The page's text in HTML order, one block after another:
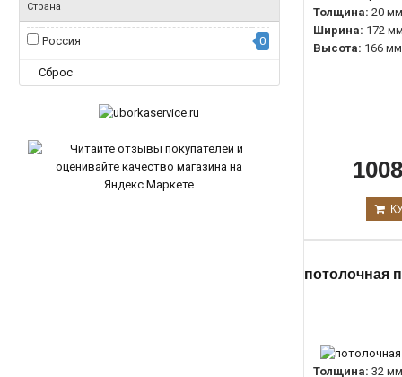
Страна
Россия 0
Сброс
Толщина: 20 мм
Ширина: 172
Высота: 166 мм
потолочная
Толщина: 32 мм